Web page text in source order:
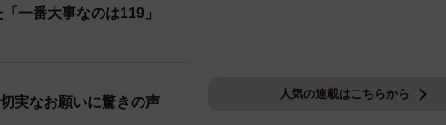
話を聞きました。
です。心臓が止まる前に、
一番大事なのは119」
切実なお願いに驚きの声
人気の連載はこちらから